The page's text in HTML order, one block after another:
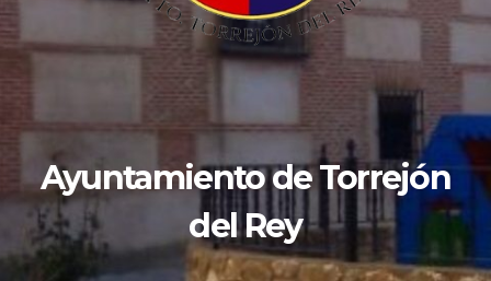
Ayuntamiento de Torrejón
del Rey